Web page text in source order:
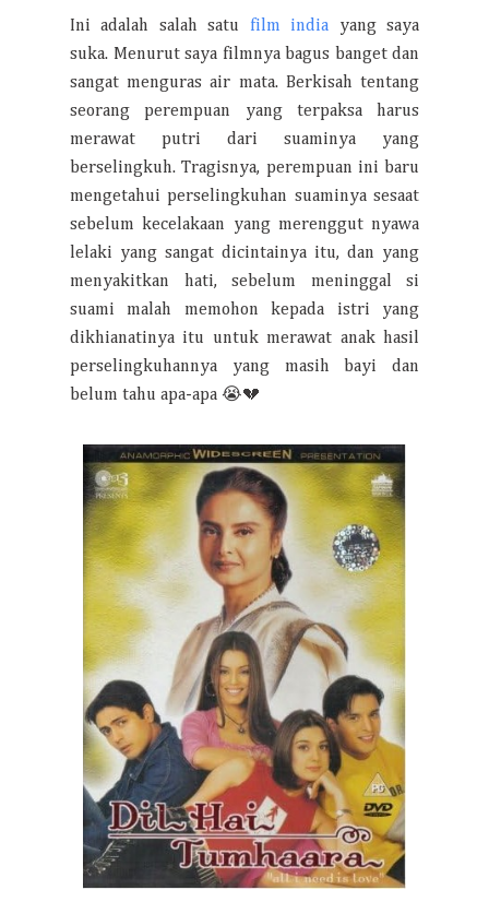
Ini adalah salah satu film india yang saya
suka. Menurut saya filmnya bagus banget dan
sangat menguras air mata. Berkisah tentang
seorang perempuan yang terpaksa harus
merawat putri dari suaminya yang
berselingkuh. Tragisnya, perempuan ini baru
mengetahui perselingkuhan suaminya sesaat
sebelum kecelakaan yang merenggut nyawa
lelaki yang sangat dicintainya itu, dan yang
menyakitkan hati, sebelum meninggal si
suami malah memohon kepada istri yang
dikhianatinya itu untuk merawat anak hasil
perselingkuhannya yang masih bayi dan
belum tahu apa-apa 😭💔